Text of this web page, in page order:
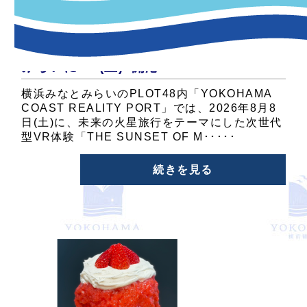
未来の火星旅行を体験できる次世代型
VR体験「THE SUNSET OF MARS」
（ザ・サンセットオブマーズ ）みなと
横浜みなとみらいのPLOT48内「YOKOHAMA
COAST REALITY PORT」では、2026年8月8
日(土)に、未来の火星旅行をテーマにした次世代
型VR体験「THE SUNSET OF M･････
続きを見る